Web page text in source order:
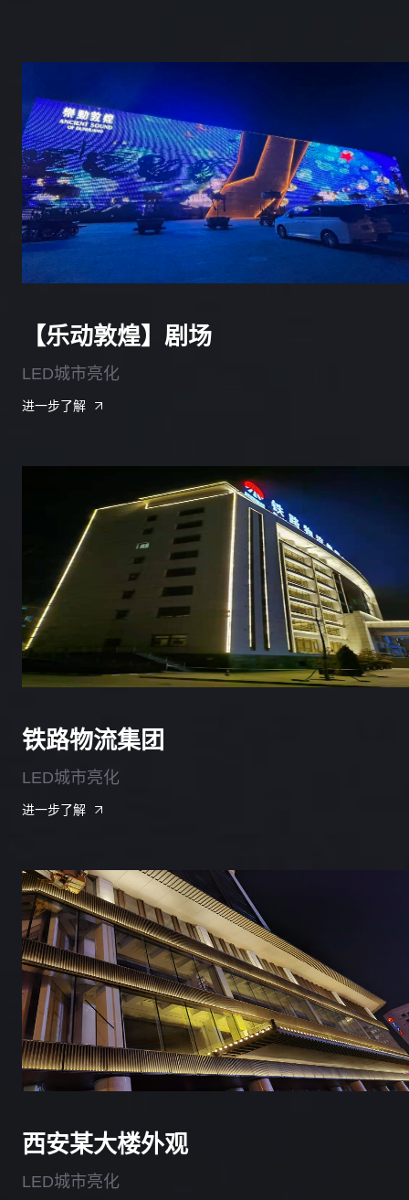
【乐动敦煌】剧场
LED城市亮化
进一步了解
铁路物流集团
LED城市亮化
进一步了解
西安某大楼外观
LED城市亮化